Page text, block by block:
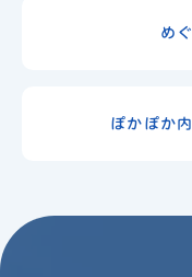
め
ぽかぽか